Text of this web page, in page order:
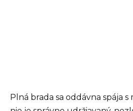
Plná brada sa oddávna spája